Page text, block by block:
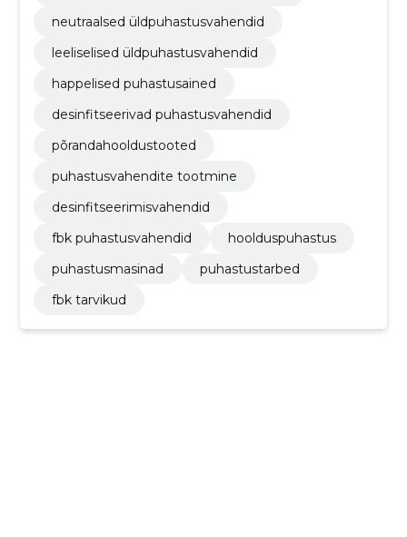
neutraalsed üldpuhastusvahendid
leeliselised üldpuhastusvahendid
happelised puhastusained
desinfitseerivad puhastusvahendid
põrandahooldustooted
puhastusvahendite tootmine
desinfitseerimisvahendid
fbk puhastusvahendid
hoolduspuhastus
puhastusmasinad
puhastustarbed
fbk tarvikud